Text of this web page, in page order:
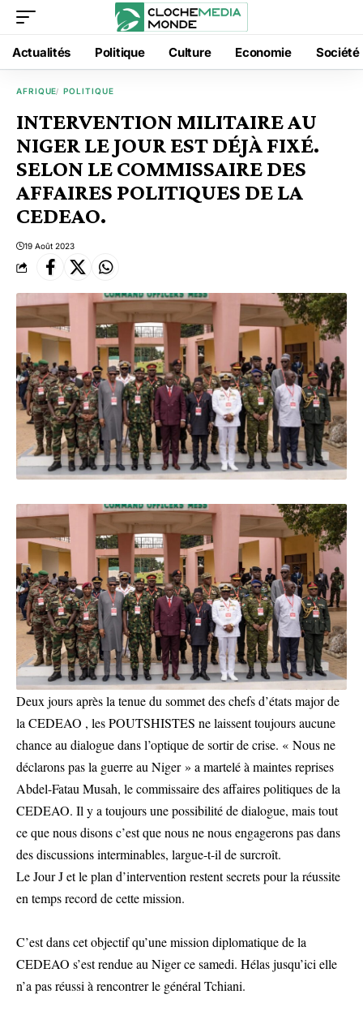
Actualités Politique Culture Economie Société
AFRIQUE POLITIQUE
INTERVENTION MILITAIRE AU
NIGER LE JOUR EST DÉJÀ FIXÉ.
SELON LE COMMISSAIRE DES
AFFAIRES POLITIQUES DE LA
CEDEAO.
19 Août 2023
Deux jours après la tenue du sommet des chefs d’états major de
la CEDEAO , les POUTSHISTES ne laissent toujours aucune
chance au dialogue dans l’optique de sortir de crise. « Nous ne
déclarons pas la guerre au Niger » a martelé à maintes reprises
Abdel-Fatau Musah, le commissaire des affaires politiques de la
CEDEAO. Il y a toujours une possibilité de dialogue, mais tout
ce que nous disons c’est que nous ne nous engagerons pas dans
des discussions interminables, largue-t-il de surcroît.
Le Jour J et le plan d’intervention restent secrets pour la réussite
en temps record de cette mission.
C’est dans cet objectif qu’une mission diplomatique de la
CEDEAO s’est rendue au Niger ce samedi. Hélas jusqu’ici elle
n’a pas réussi à rencontrer le général Tchiani.